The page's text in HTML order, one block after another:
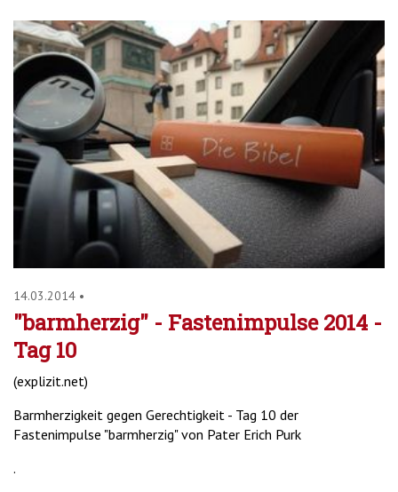
springen
(Accesskey
'3')Zur
Suche
springen
(Accesskey
'2')
14.03.2014 •
"barmherzig" - Fastenimpulse 2014 -
Tag 10
(explizit.net)
Barmherzigkeit gegen Gerechtigkeit - Tag 10 der
Fastenimpulse "barmherzig" von Pater Erich Purk
.